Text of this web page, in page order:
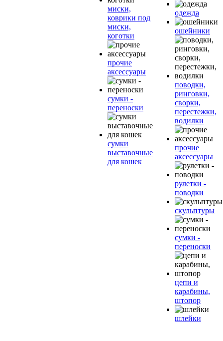
миски,
коврики под
миски,
коготки
прочие
аксессуары
сумки -
переноски
сумки
выставочные
для кошек
одежда
ошейники
поводки,
ринговки,
сворки,
перестежки,
водилки
прочие
аксессуары
рулетки -
поводки
скульптуры
сумки -
переноски
цепи и
карабины,
штопор
шлейки